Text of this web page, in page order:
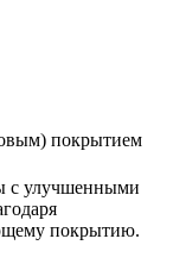
покрытием
с улучшенными
покрытию.